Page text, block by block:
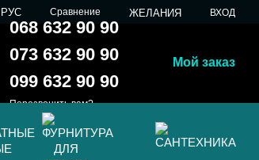
РУС Сравнение ЖЕЛАНИЯ ВХОД
068 632 90 90
073 632 90 90
099 632 90 90
Перезвонить вам?
Мой заказ